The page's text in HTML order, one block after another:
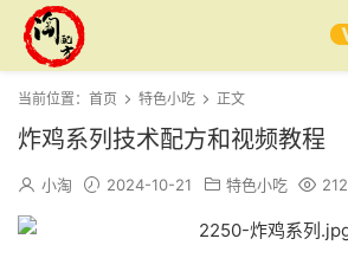
当前位置： 首页 特色小吃 正文
炸鸡系列技术配方和视频教程
小淘 2024-10-21 特色小吃 212